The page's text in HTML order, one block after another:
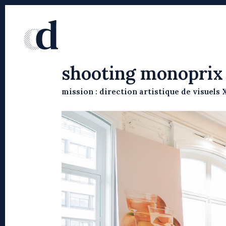
shooting monoprix
mission : direction artistique de visuels